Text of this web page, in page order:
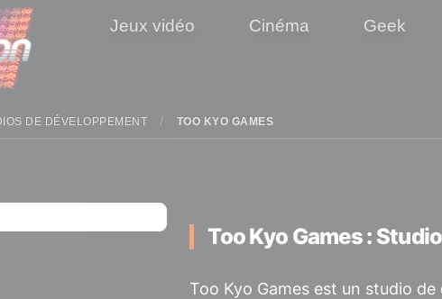
Jeux vidéo Cinéma Geek
DE DÉVELOPPEMENT TOO KYO GAMES
Too Kyo Games :
Too Kyo Games est un studio